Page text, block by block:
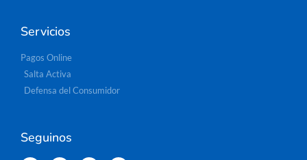
Servicios
Pagos Online
Salta Activa
Defensa del Consumidor
Seguinos